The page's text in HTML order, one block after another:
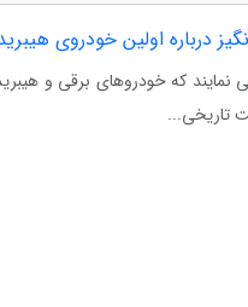
نمایند که خودروهای برقی و
تاریخی...